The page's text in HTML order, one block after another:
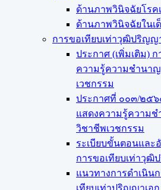
ด้านภาพวินิจฉัยโรค
ด้านภาพวินิจฉัยในเ
การขอเทียบเท่า​วุฒิปริญญ
ประกาศ (เพิ่มเติม)
ความรู้ความชำนา
เวชกรรม
ประกาศที่ ๐๐๓/๒๕
แสดงความรู้ความ
วิชาชีพเวชกรรม
ระเบียบขั้นตอนและ
การขอเทียบเท่าวุฒิ
แนวทางการดำเนิน
เทียบเท่าปริญญาเอก